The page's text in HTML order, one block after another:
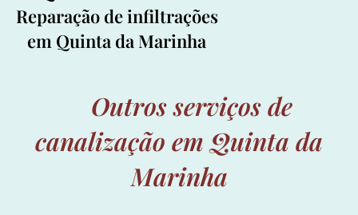
Reparação de infiltrações
em Quinta da Marinha
Outros serviços de
canalização em Quinta da
Marinha